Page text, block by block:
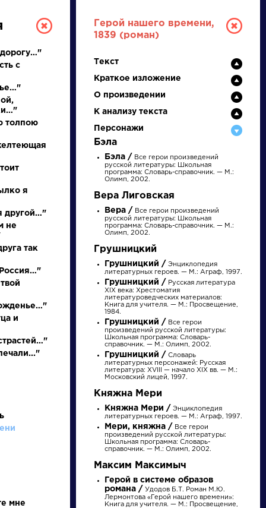
РУССКАЯ
ЛИТЕРАТУРА
ДЛЯ ПРЕЗЕНТАЦИЙ,
УРОКОВ И ЕГЭ
Е Ж
писатели
произведения
персонажи
словарь
с
толпою
я
другой…"
не
так
и
мне
Герой нашего времени,
1839 (роман)
Текст
Краткое изложение
О произведении
К анализу текста
Персонажи
Бэла
Бэла / Все герои произведений
русской литературы: Школьная
программа: Словарь-справочник. — М.:
Олимп, 2002.
Вера Лиговская
Вера / Все герои произведений
русской литературы: Школьная
программа: Словарь-справочник. — М.:
Олимп, 2002.
Грушницкий
Грушницкий / Энциклопедия
литературных героев. — М.: Аграф, 1997.
Грушницкий / Русская литература
XIX века: Хрестоматия
литературоведческих материалов:
Книга для учителя. — М.: Просвещение,
1984.
Грушницкий / Все герои
произведений русской литературы:
Школьная программа: Словарь-
справочник. — М.: Олимп, 2002.
Грушницкий / Словарь
литературных персонажей: Русская
литература: XVIII — начало XIX вв. — М.:
Московский лицей, 1997.
Княжна Мери
Княжна Мери / Энциклопедия
литературных героев. — М.: Аграф, 1997.
Мери, княжна / Все герои
произведений русской литературы:
Школьная программа: Словарь-
справочник. — М.: Олимп, 2002.
Максим Максимыч
Герой в системе образов
романа / Удодов Б.Т. Роман М.Ю.
Лермонтова «Герой нашего времени»:
Книга для учителя. — М.: Просвещение,